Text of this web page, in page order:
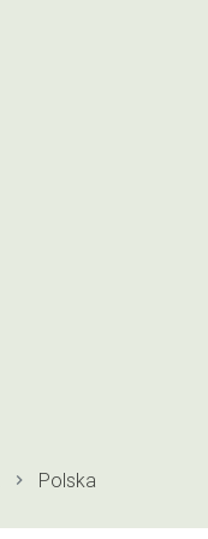
Polska